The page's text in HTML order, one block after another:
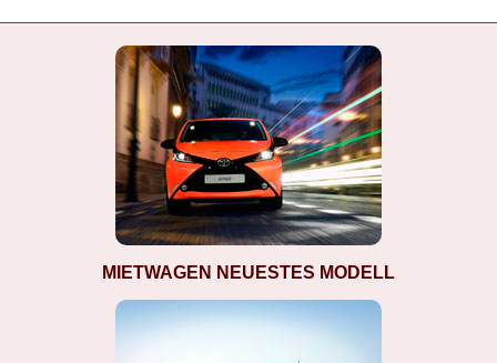
MIETWAGEN NEUESTES MODELL